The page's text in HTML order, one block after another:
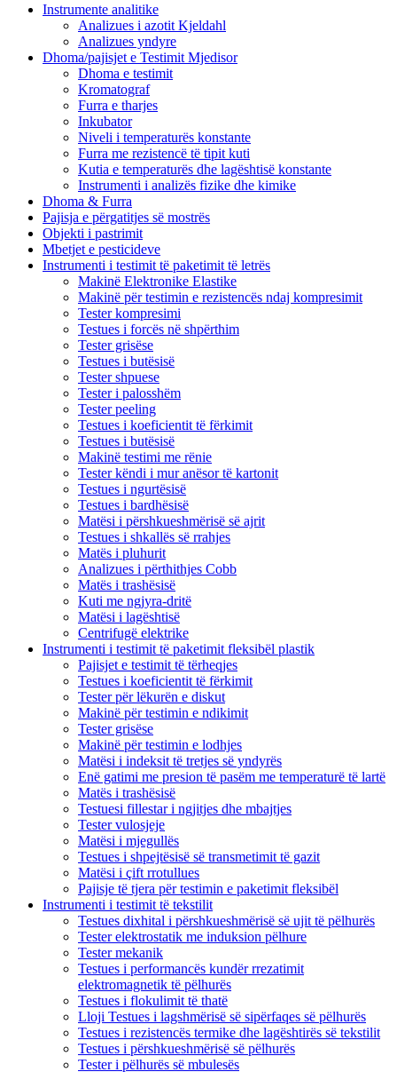
Instrumente analitike
Analizues i azotit Kjeldahl
Analizues yndyre
Dhoma/pajisjet e Testimit Mjedisor
Dhoma e testimit
Kromatograf
Furra e tharjes
Inkubator
Niveli i temperaturës konstante
Furra me rezistencë të tipit kuti
Kutia e temperaturës dhe lagështisë konstante
Instrumenti i analizës fizike dhe kimike
Dhoma & Furra
Pajisja e përgatitjes së mostrës
Objekti i pastrimit
Mbetjet e pesticideve
Instrumenti i testimit të paketimit të letrës
Makinë Elektronike Elastike
Makinë për testimin e rezistencës ndaj kompresimit
Tester kompresimi
Testues i forcës në shpërthim
Tester grisëse
Testues i butësisë
Tester shpuese
Tester i palosshëm
Tester peeling
Testues i koeficientit të fërkimit
Testues i butësisë
Makinë testimi me rënie
Tester këndi i mur anësor të kartonit
Testues i ngurtësisë
Testues i bardhësisë
Matësi i përshkueshmërisë së ajrit
Testues i shkallës së rrahjes
Matës i pluhurit
Analizues i përthithjes Cobb
Matës i trashësisë
Kuti me ngjyra-dritë
Matësi i lagështisë
Centrifugë elektrike
Instrumenti i testimit të paketimit fleksibël plastik
Pajisjet e testimit të tërheqjes
Testues i koeficientit të fërkimit
Tester për lëkurën e diskut
Makinë për testimin e ndikimit
Tester grisëse
Makinë për testimin e lodhjes
Matësi i indeksit të tretjes së yndyrës
Enë gatimi me presion të pasëm me temperaturë të lartë
Matës i trashësisë
Testuesi fillestar i ngjitjes dhe mbajtjes
Tester vulosjeje
Matësi i mjegullës
Testues i shpejtësisë së transmetimit të gazit
Matësi i çift rrotullues
Pajisje të tjera për testimin e paketimit fleksibël
Instrumenti i testimit të tekstilit
Testues dixhital i përshkueshmërisë së ujit të pëlhurës
Tester elektrostatik me induksion pëlhure
Tester mekanik
Testues i performancës kundër rrezatimit
elektromagnetik të pëlhurës
Testues i flokulimit të thatë
Lloji Testues i lagshmërisë së sipërfaqes së pëlhurës
Testues i rezistencës termike dhe lagështirës së tekstilit
Testues i përshkueshmërisë së pëlhurës
Tester i pëlhurës së mbulesës